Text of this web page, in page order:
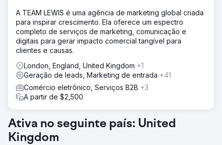
A TEAM LEWIS é uma agência de marketing global criada
para inspirar crescimento. Ela oferece um espectro
completo de serviços de marketing, comunicação e
digitais para gerar impacto comercial tangível para
clientes e causas.
London, England, United Kingdom +1
Geração de leads, Marketing de entrada +41
Comércio eletrônico, Serviços B2B +3
A partir de $2,500
Ativa no seguinte país: United
Kingdom